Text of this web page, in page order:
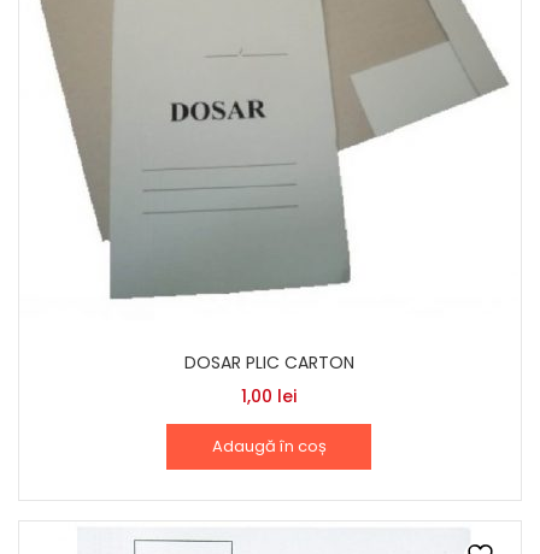
DOSAR PLIC CARTON
1,00 lei
Adaugă în coș